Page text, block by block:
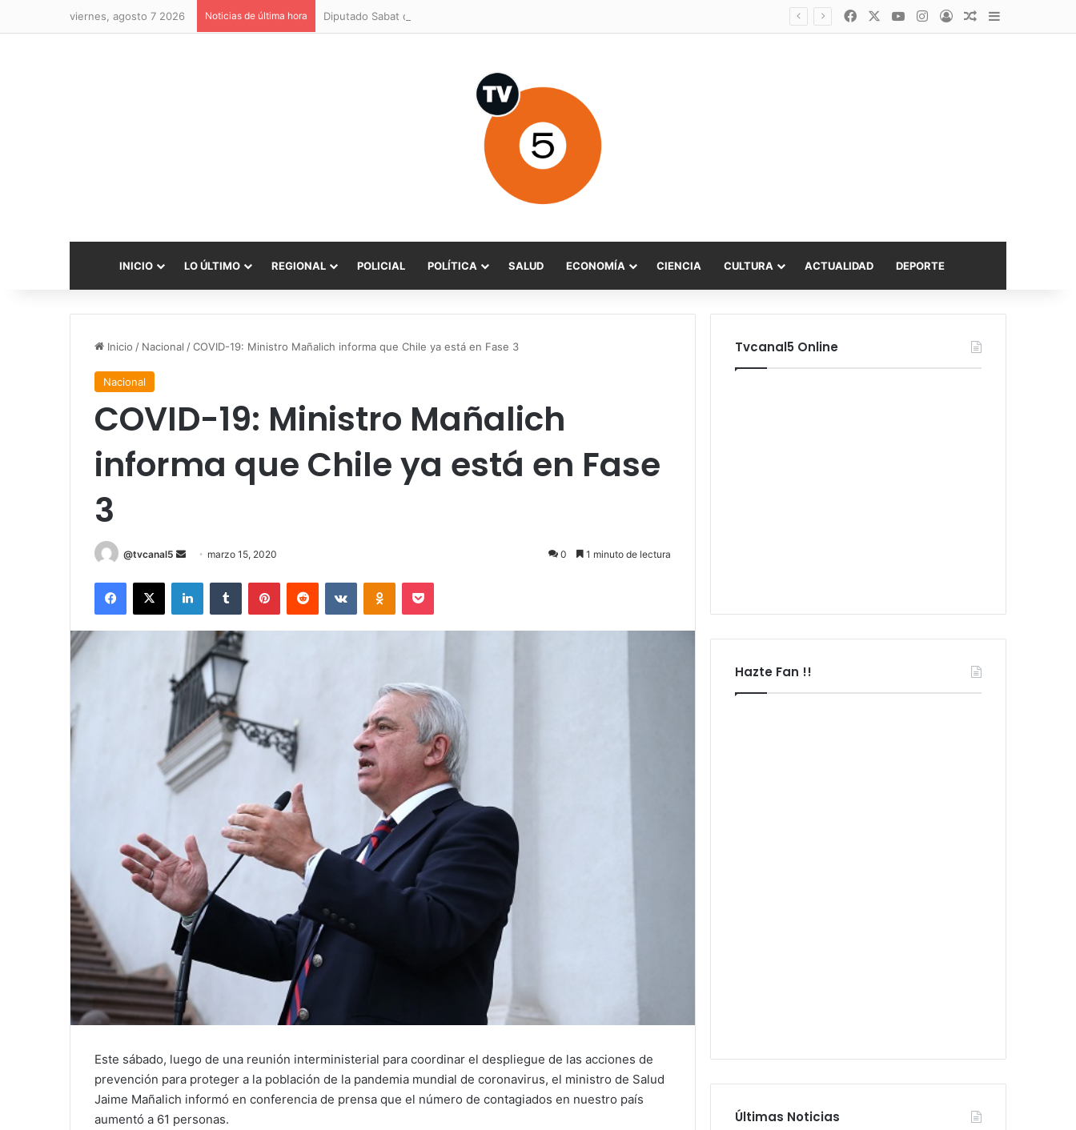
viernes, agosto 7 2026 Noticias de última hora FacebookYouTubeInstagram
AccesoPublicación al
Barra lateral
INICIO LO ÚLTIMO REGIONAL POLICIAL POLÍTICA SALUD ECONOMÍA CIENCIA CULTURA ACTUALIDAD DEPORTE
Inicio / Nacional /COVID-19: Ministro Mañalich informa que Chile ya está en Fase 3
Nacional
COVID-19: Ministro Mañalich
informa que Chile ya está en Fase
3
@tvcanal5
Send
email
marzo 15, 2020 0 1 minuto de lectura
Facebook
X LinkedInTumblr PinterestReddit VKontakteOdnoklassniki
Pocket
Este sábado, luego de una reunión interministerial para coordinar el despliegue de las acciones de
prevención para proteger a la población de la pandemia mundial de coronavirus, el ministro de Salud
Jaime Mañalich informó en conferencia de prensa que el número de contagiados en nuestro país
aumentó a 61 personas.
Tvcanal5 Online
Hazte Fan !!
Últimas Noticias